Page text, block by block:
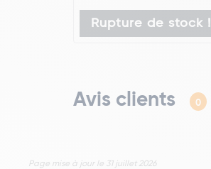
Rupture de stock !
Avis clients 0
Page mise à jour le 31 juillet 2026